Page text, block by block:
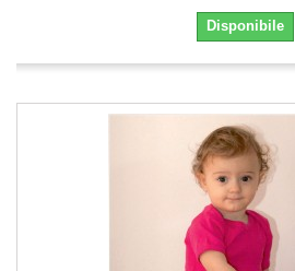
Disponibile